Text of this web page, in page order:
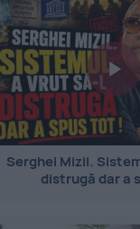
Serghei Mizil.
distrugă dar a